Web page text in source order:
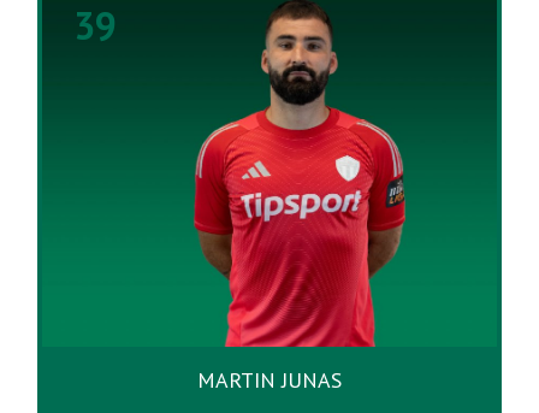
39
MARTIN JUNAS